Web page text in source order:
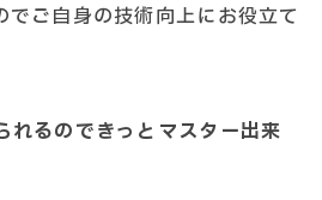
でご自身の技術向上にお役立て
れるのできっとマスター出来